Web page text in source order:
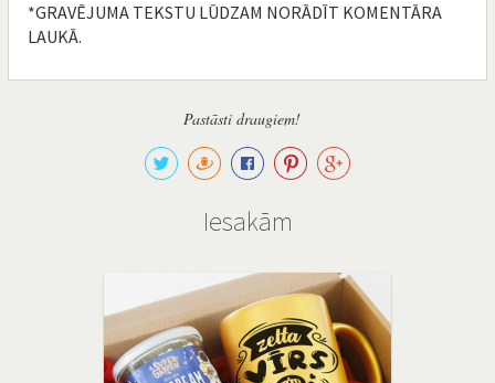
*GRAVĒJUMA TEKSTU LŪDZAM NORĀDĪT KOMENTĀRA
LAUKĀ.
Pastāsti draugiem!
Iesakām